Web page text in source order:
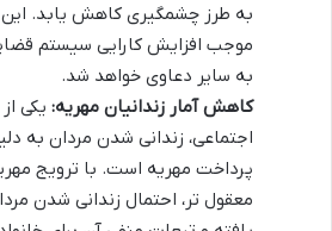
به طرز چشمگیری کاهش یابد.
موجب افزایش کارایی سیستم
به سایر دعاوی خواهد شد.
کاهش آمار زندانیان مهریه: یکی
اجتماعی، زندانی شدن مردان به
پرداخت مهریه است. با ترویج
معقول تر، احتمال زندانی شدن